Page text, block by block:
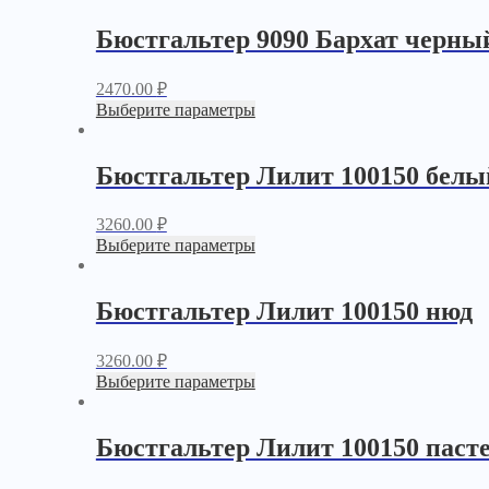
Бюстгальтер 9090 Бархат
2470.00 ₽
Выберите параметры
Бюстгальтер Лилит 100150
3260.00 ₽
Выберите параметры
Бюстгальтер Лилит 100150 нюд
3260.00 ₽
Выберите параметры
Бюстгальтер Лилит 100150